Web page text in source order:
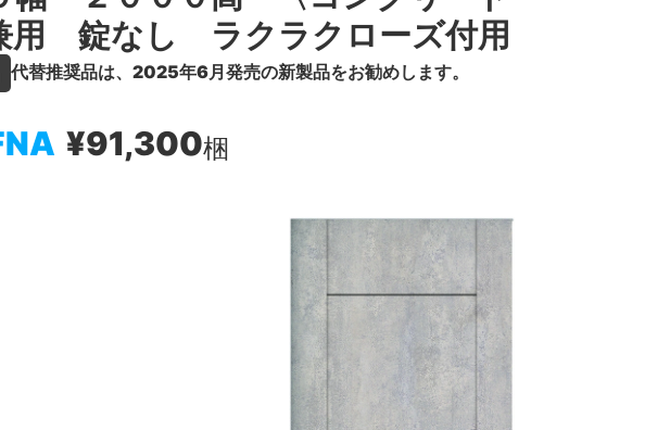
用 錠なし ラクラクローズ付用
代替推奨品は、2025年6月発売の新製品をお勧めします。
¥91,300梱